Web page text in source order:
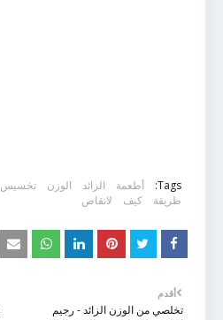
Tags: أطعمة الزائد الوزن تخسيس
طريقة
كيف لانقاص
أقدم
تخلصي من الوزن الزائد - رجيم